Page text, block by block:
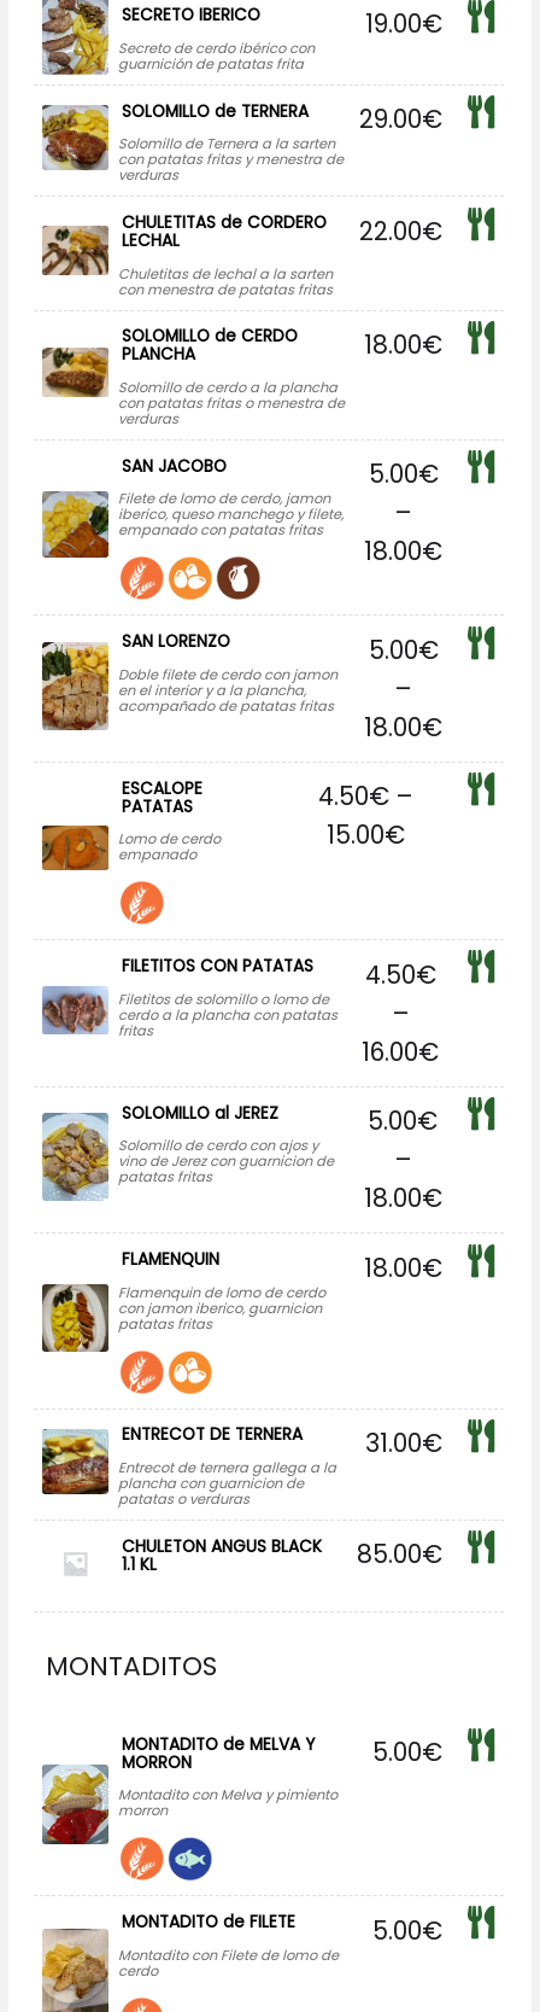
SECRETO IBERICO
Secreto de cerdo ibérico con
guarnición de patatas frita
19.00€
SOLOMILLO de TERNERA
Solomillo de Ternera a la sarten
con patatas fritas y menestra de
verduras
29.00€
CHULETITAS de CORDERO
LECHAL
Chuletitas de lechal a la sarten
con menestra de patatas fritas
22.00€
SOLOMILLO de CERDO
PLANCHA
Solomillo de cerdo a la plancha
con patatas fritas o menestra de
verduras
18.00€
SAN JACOBO
Filete de lomo de cerdo, jamon
iberico, queso manchego y filete,
empanado con patatas fritas
5.00€
–
18.00€
SAN LORENZO
Doble filete de cerdo con jamon
en el interior y a la plancha,
acompañado de patatas fritas
5.00€
–
18.00€
ESCALOPE
PATATAS
Lomo de cerdo
empanado
4.50€ –
15.00€
FILETITOS CON PATATAS
Filetitos de solomillo o lomo de
cerdo a la plancha con patatas
fritas
4.50€
–
16.00€
SOLOMILLO al JEREZ
Solomillo de cerdo con ajos y
vino de Jerez con guarnicion de
patatas fritas
5.00€
–
18.00€
FLAMENQUIN
Flamenquin de lomo de cerdo
con jamon iberico, guarnicion
patatas fritas
18.00€
ENTRECOT DE TERNERA
Entrecot de ternera gallega a la
plancha con guarnicion de
patatas o verduras
31.00€
CHULETON ANGUS BLACK
1.1 KL 85.00€
MONTADITOS
MONTADITO de MELVA Y
MORRON
Montadito con Melva y pimiento
morron
5.00€
MONTADITO de FILETE
Montadito con Filete de lomo de
cerdo
5.00€